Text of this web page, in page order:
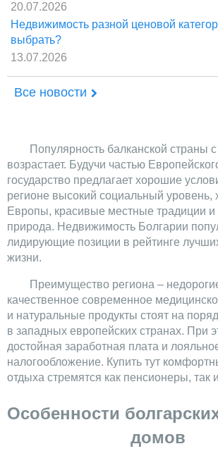
20.07.2026
Недвижимость разной ценовой
выбрать?
13.07.2026
Все новости
Популярность балканской страны
возрастает. Будучи частью
государство предлагает хорошие
регионе высокий социальный уровень,
Европы, красивые местные традиции и
природа. Недвижимость Болгарии
лидирующие позиции в рейтинге
жизни.
Преимущество региона –
качественное современное
и натуральные продукты стоят на
в западных европейских странах. При
достойная заработная плата и
налогообложение. Купить тут
отдыха стремятся как пенсионеры,
Особенности
домов